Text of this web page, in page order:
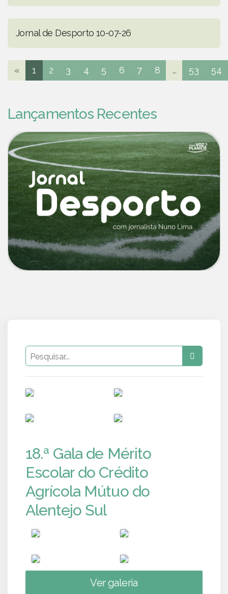
Jornal de Desporto 10-07-26
« 1 2 3 4 5 6 7 8 ... 53 54
Lançamentos Recentes
18.ª Gala de Mérito
Escolar do Crédito
Agrícola Mútuo do
Alentejo Sul
Ver galeria